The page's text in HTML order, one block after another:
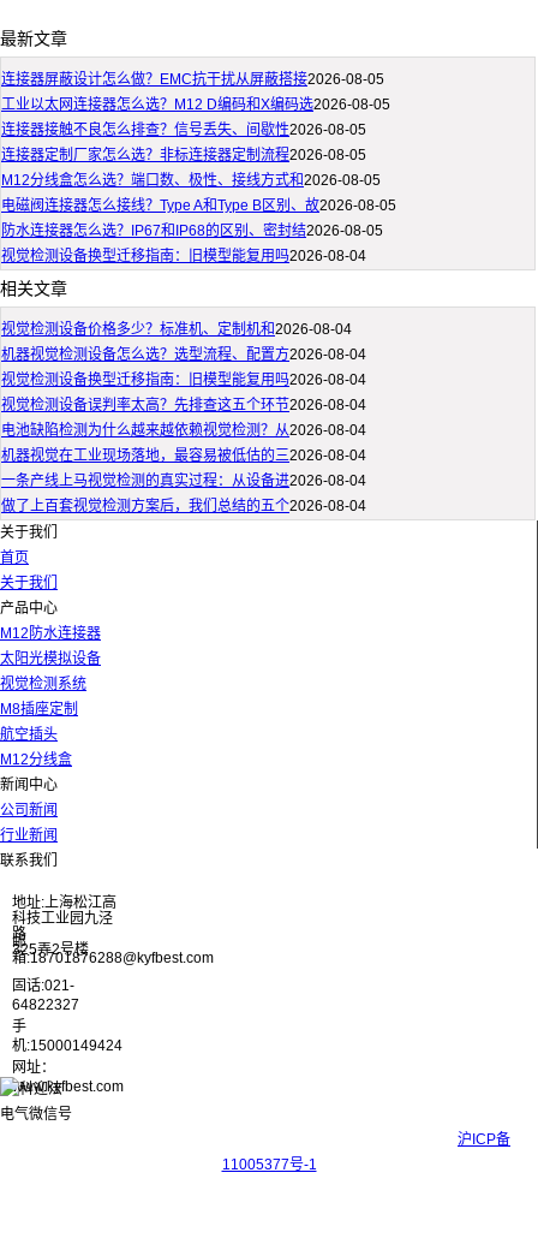
最新文章
连接器屏蔽设计怎么做？EMC抗干扰从屏蔽搭接2026-08-05
工业以太网连接器怎么选？M12 D编码和X编码选2026-08-05
连接器接触不良怎么排查？信号丢失、间歇性2026-08-05
连接器定制厂家怎么选？非标连接器定制流程2026-08-05
M12分线盒怎么选？端口数、极性、接线方式和2026-08-05
电磁阀连接器怎么接线？Type A和Type B区别、故2026-08-05
防水连接器怎么选？IP67和IP68的区别、密封结2026-08-05
视觉检测设备换型迁移指南：旧模型能复用吗2026-08-04
相关文章
视觉检测设备价格多少？标准机、定制机和2026-08-04
机器视觉检测设备怎么选？选型流程、配置方2026-08-04
视觉检测设备换型迁移指南：旧模型能复用吗2026-08-04
视觉检测设备误判率太高？先排查这五个环节2026-08-04
电池缺陷检测为什么越来越依赖视觉检测？从2026-08-04
机器视觉在工业现场落地，最容易被低估的三2026-08-04
一条产线上马视觉检测的真实过程：从设备进2026-08-04
做了上百套视觉检测方案后，我们总结的五个2026-08-04
关于我们
首页
关于我们
产品中心
M12防水连接器
太阳光模拟设备
视觉检测系统
M8插座定制
航空插头
M12分线盒
新闻中心
公司新闻
行业新闻
联系我们
地址:上海松江高
科技工业园九泾
路
325弄2号楼
邮
箱:18701876288@kyfbest.com
固话:021-
64822327
手
机:15000149424
网址：
www.kyfbest.com
沪ICP备
11005377号-1